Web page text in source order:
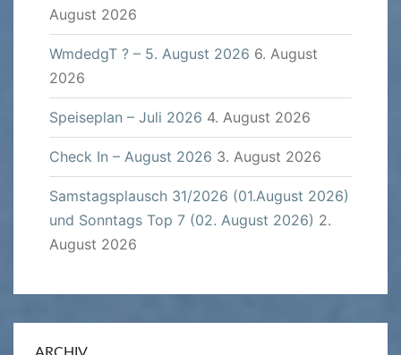
August 2026
WmdedgT ? – 5. August 2026 6. August
2026
Speiseplan – Juli 2026 4. August 2026
Check In – August 2026 3. August 2026
Samstagsplausch 31/2026 (01.August 2026)
und Sonntags Top 7 (02. August 2026) 2.
August 2026